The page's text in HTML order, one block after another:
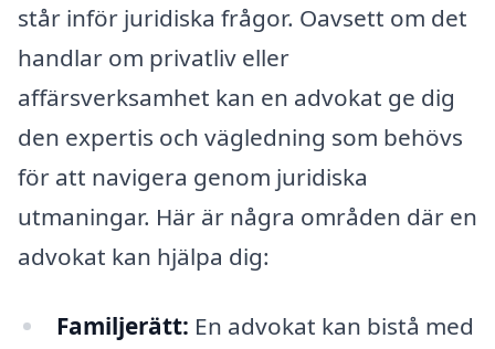
står inför juridiska frågor. Oavsett om det
handlar om privatliv eller
affärsverksamhet kan en advokat ge dig
den expertis och vägledning som behövs
för att navigera genom juridiska
utmaningar. Här är några områden där en
advokat kan hjälpa dig:
Familjerätt: En advokat kan bistå med